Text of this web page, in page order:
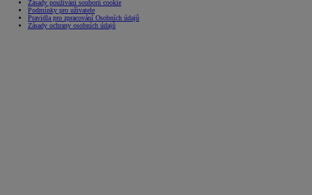
Zásady používání souborů cookie
Podmínky pro uživatele
Pravidla pro zpracování Osobních údajů
Zásady ochrany osobních údajů